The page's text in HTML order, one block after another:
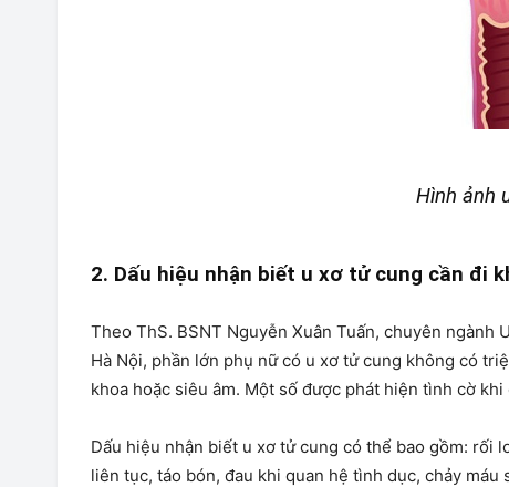
Hình ảnh
2. Dấu hiệu nhận biết u xơ tử cung cần đi
Theo ThS. BSNT Nguyễn Xuân Tuấn, chuyên
Hà Nội, phần lớn phụ nữ có u xơ tử cung không có
khoa hoặc siêu âm. Một số được phát hiện tình cờ
Dấu hiệu nhận biết u xơ tử cung có thể bao gồm: rối
liên tục, táo bón, đau khi quan hệ tình dục, chảy